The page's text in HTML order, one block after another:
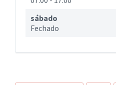
sábado
Fechado